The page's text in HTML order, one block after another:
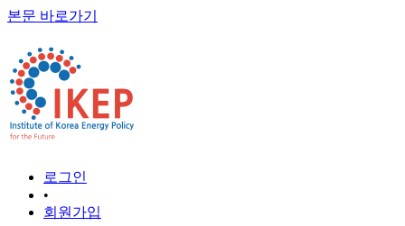
본문 바로가기
로그인
•
회원가입